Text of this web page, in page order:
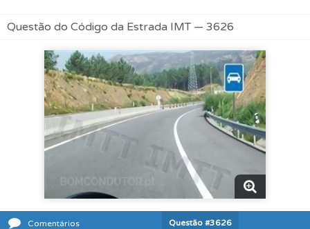
Questão do Código da Estrada IMT — 3626
Comentários Questão #3626